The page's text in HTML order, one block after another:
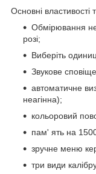
Основні
Обмірювання не
розі;
Виберіть
Звукове
автоматичне
неагінна);
кольоровий
пам' ять на
зручне меню
три види